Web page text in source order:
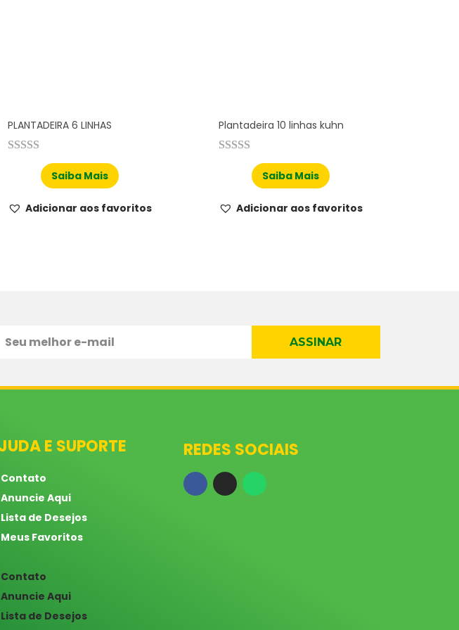
PLANTADEIRA 6 LINHAS
Saiba Mais
Adicionar aos favoritos
Plantadeira 10 linhas kuhn
Saiba Mais
Adicionar aos favoritos
ASSINAR
E SUPORTE
Contato
Anuncie Aqui
Lista de Desejos
Meus Favoritos
Contato
Anuncie Aqui
Lista de Desejos
REDES SOCIAIS